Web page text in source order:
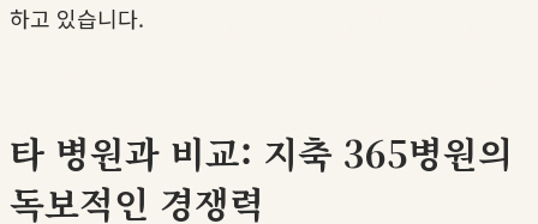
하고 있습니다.
타 병원과 비교: 지축 365병원의
독보적인 경쟁력